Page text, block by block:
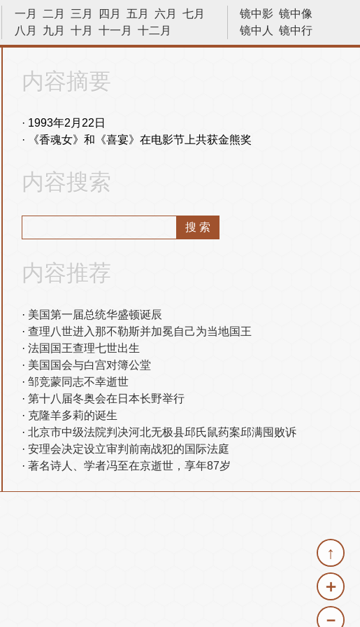
镜中影 镜中像
镜中人
镜中行
历史今天
一月 二月 三月 四月 五月 六月
七月
八月
九月 十月 十一月 十二月
内容摘要
1993年2月22日
《香魂女》和《喜宴》在电影节上共获金熊奖
内容搜索
内容推荐
美国第一届总统华盛顿诞辰
查理八世进入那不勒斯并加冕自己为当地国王
法国国王查理七世出生
美国国会与白宫对簿公堂
邹竞蒙同志不幸逝世
第十八届冬奥会在日本长野举行
克隆羊多莉的诞生
北京市中级法院判决河北无极县邱氏鼠药案邱满囤败诉
安理会决定设立审判前南战犯的国际法庭
著名诗人、学者冯至在京逝世，享年87岁
↑
＋
－